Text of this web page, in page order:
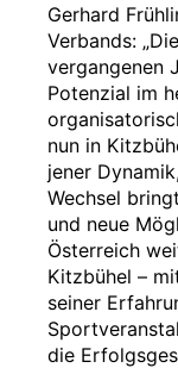
Gerhard
Verbands:
vergangenen
Potenzial im
nun in
jener
Wechsel
und neue
Österreich
Kitzbühel –
seiner
die